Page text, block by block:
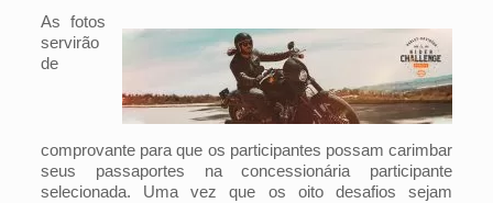
As fotos
servirão
de
comprovante para que os participantes possam carimbar
seus passaportes na concessionária participante
selecionada. Uma vez que os oito desafios sejam